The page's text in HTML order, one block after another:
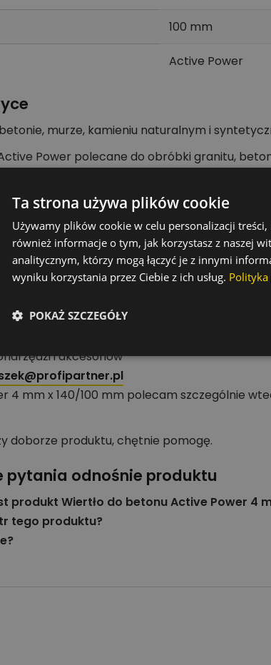
100 mm
Active Power
murze, kamieniu naturalnym i
Power polecane do obróbki granitu,
obrotowych z uchwytem wiertarskim.
pracy
do wymagających materiałów
wspiera precyzyjne rozpoczęcie
urobek podczas wiercenia.
działu narzędzi i akcesoriów
i akcesoriów
4 mm x 140/100 mm polecam szczególnie
doborze produktu, chętnie pomogę.
pytania odnośnie produktu
produkt Wiertło do betonu Active Power 4
tego produktu?
Ta strona używa plików cookie
Używamy plików cookie w celu personalizacji
również informacje o tym, jak korzystasz z naszej
analitycznym, którzy mogą łączyć je z innymi
wyniku korzystania przez Ciebie z ich usług.
POKAŻ SZCZEGÓŁY